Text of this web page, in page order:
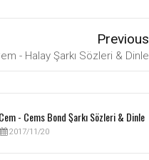
Previous
- Halay Şarkı Sözleri & Dinle
- Cems Bond Şarkı Sözleri & Dinle
2017/11/20